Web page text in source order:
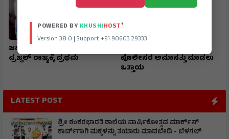
ಜವಾಹರ ನವೋದಯ ವಿದ್ಯಾರ್ಥಿ
ಪ್ರಜ್ವಲ್ ರಾಜ್ಯಕ್ಕೆ ಪ್ರಥಮ
ಪೊಲೀಸರ ಅಮಾನತ್ತು ಮಾಡಲು
ಒತ್ತಾಯ
LATEST POST
ಶ್ರೀ ಶಂಕರಭಾರತಿ ಶಾಲೆಯ ವಾರ್ಷಿಕೋತ್ಸವ ಮಾರ್ಕ್‌ಸ್‌
ಕಾರ್ಡ್‌ಗಾಗಿ ಮಕ್ಕಳನ್ನು ತಯಾರು ಮಾಡಬೇಡಿ - ಬೆಳಗಲ್
POWERED BY KHUSHIHOST®
Version 38.0 | Support +91 90603 29333